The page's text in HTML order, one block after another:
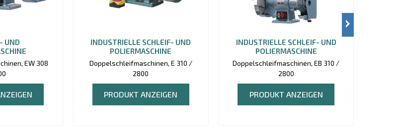
UND
EW 308
INDUSTRIELLE SCHLEIF- UND
POLIERMASCHINE
Doppelschleifmaschinen, E 310 /
2800
PRODUKT ANZEIGEN
INDUSTRIELLE SCHLEIF- UND
POLIERMASCHINE
Doppelschleifmaschinen, EB 310 /
2800
PRODUKT ANZEIGEN